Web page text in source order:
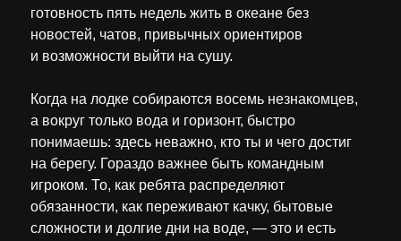
готовность пять недель жить в океане без
новостей, чатов, привычных ориентиров
и возможности выйти на сушу.
Когда на лодке собираются восемь незнакомцев,
а вокруг только вода и горизонт, быстро
понимаешь: здесь неважно, кто ты и чего достиг
на берегу. Гораздо важнее быть командным
игроком. То, как ребята распределяют
обязанности, как переживают качку, бытовые
сложности и долгие дни на воде, — это и есть